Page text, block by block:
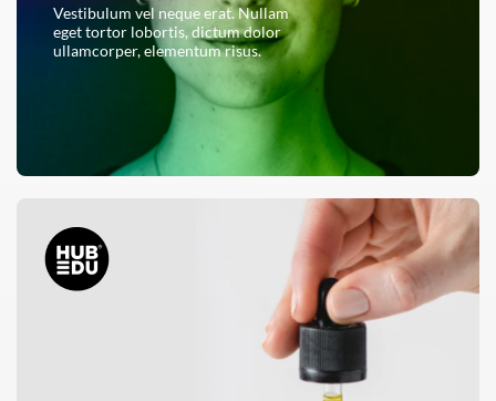
Vestibulum vel neque erat. Nullam
eget tortor lobortis, dictum dolor
ullamcorper, elementum risus.
LEGGI TUTTO